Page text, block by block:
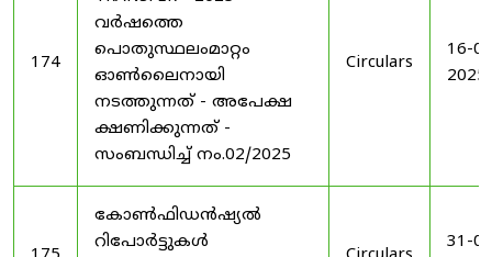
174
വർഷത്തെ
പൊതുസ്ഥലംമാറ്റം
ഓൺലൈനായി
നടത്തുന്നത് - അപേക്ഷ
ക്ഷണിക്കുന്നത് -
സംബന്ധിച്ച് നം.02/2025
Circulars
16-
2025
കോൺഫിഡൻഷ്യൽ
റിപോർട്ടുകൾ
31-